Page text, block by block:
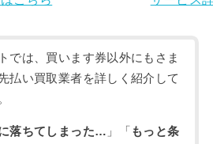
では、買います券以外にもさま
払い買取業者を詳しく紹介して
落ちてしまった… 」「 もっと条